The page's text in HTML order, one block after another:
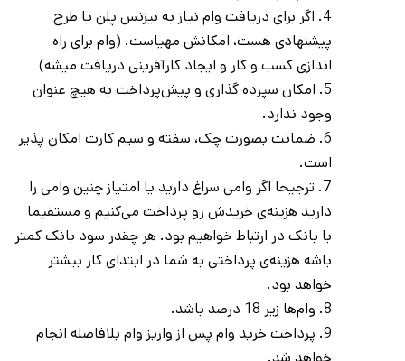
4. اگر برای دریافت وام نیاز به بیزنس پلن یا طرح
پیشنهادی هست، امکانش مهیاست. (وام برای راه
اندازی کسب و کار و ایجاد کارآفرینی دریافت میشه)
5. امکان سپرده گذاری و پیش‌پرداخت به هیچ عنوان
وجود ندارد.
6. ضمانت بصورت چک، سفته و سیم کارت امکان پذیر
است.
7. ترجیحا اگر وامی سراغ دارید یا امتیاز چنین وامی را
دارید هزینه‌ی خریدش رو پرداخت می‌کنیم و مستقیما
با بانک در ارتباط خواهیم بود. هر چقدر سود بانک کمتر
باشه هزینه‌ی پرداختی به شما در ابتدای کار بیشتر
خواهد بود.
8. وام‌ها زیر 18 درصد باشد.
9. پرداخت خرید وام پس از واریز وام بلافاصله انجام